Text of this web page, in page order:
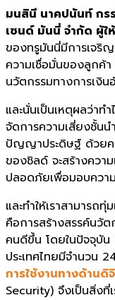
มนสินี นาคปนันท์ กร
เซนด์ มันนี่ จำกัด ผู้ใ
ของทรูมันนี่มีการเจริ
ความเชื่อมั่นของลูกค้
นวัตกรรมทางการเงิน
และนั่นเป็นเหตุผลว่าท
จัดการความเสี่ยงชั้นน
ปัญญาประดิษฐ์ ด้วยค
ของชิลด์ จะสร้างควา
ปลอดภัยเพื่อมอบควา
และทำให้เราสามารถ
คือการสร้างสรรค์นวั
คนดีขึ้น โดยในปัจจุบัน
ประเทศไทยมีจำนวน
การใช้งานทางด้านดิ
Security) จึงเป็นสิ่งที่